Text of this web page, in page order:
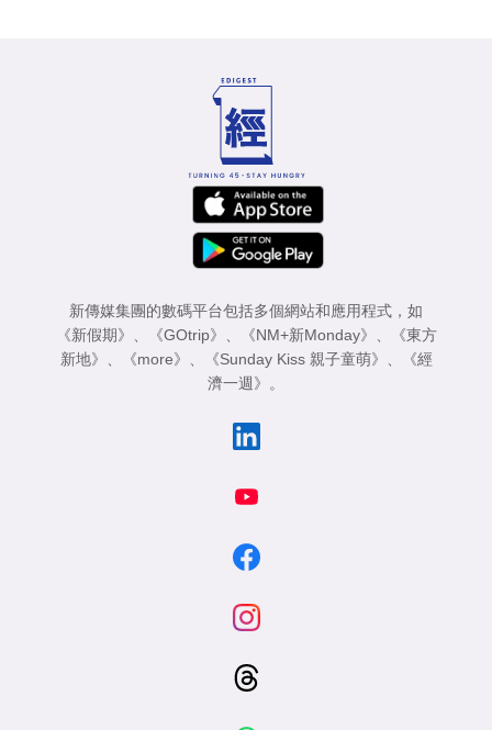
新傳媒集團的數碼平台包括多個網站和應用程式，如
《新假期》
《GOtrip》 《NM+新Monday》
《東方
新地》
《more》 《Sunday Kiss 親子童萌》
《經
濟一週》
。